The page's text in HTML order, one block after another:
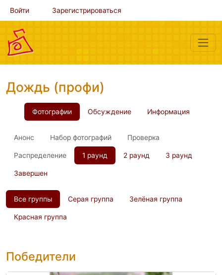
Войти Зарегистрироваться
Дождь (профи)
Фотографии Обсуждение Информация
Анонс Набор фотографий Проверка
Распределение 1 раунд 2 раунд 3 раунд
Завершен
Все группы Серая группа Зелёная группа
Красная группа
Победители